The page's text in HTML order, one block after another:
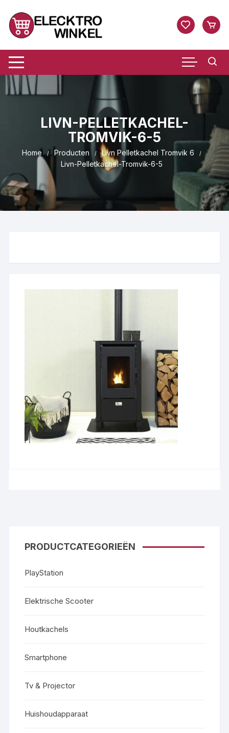
naar
inhoud
LIVN-PELLETKACHEL-
TROMVIK-6-5
Home Producten
Livn Pelletkachel Tromvik 6
Livn-Pelletkachel-Tromvik-6-5
PRODUCTCATEGORIEËN
PlayStation
Elektrische Scooter
Houtkachels
Smartphone
Tv & Projector
Huishoudapparaat